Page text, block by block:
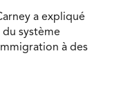
a expliqué
système
à des